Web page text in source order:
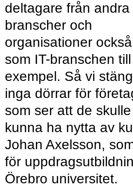
deltagare från andra
branscher och
organisationer
som IT-branschen till
exempel. Så vi
inga dörrar för
som ser att de skulle
kunna ha nytta av
Johan Axelsson,
för
Örebro universitet.